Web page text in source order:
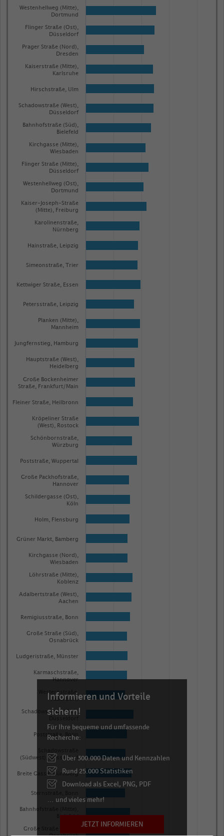
Anzahl
Passant:innen.
Range:
1.0758299999999998.
Prager Straße (Nord),
Dresden
Bahnhofstraße (Süd),
Bielefeld
Kaiser-Joseph-Straße
(Mitte), Freiburg
Kettwiger Straße, Essen
Hauptstraße (West),
Heidelberg
Schönbornstraße,
Würzburg
Holm, Flensburg
Adalbertstraße (West),
Aachen
Karmaschstraße,
Hannover
(Südwest), Düsseldorf
Große Straße (Mitte),
Westenhellweg (Mitte),
Dortmund
Flinger Straße (Ost),
Düsseldorf
Kaiserstraße (Mitte),
Karlsruhe
Hirschstraße, Ulm
Schadowstraße (West),
Düsseldorf
Kirchgasse (Mitte),
Wiesbaden
Flinger Straße (Mitte),
Düsseldorf
Westenhellweg (Ost),
Dortmund
Karolinenstraße,
Nürnberg
Hainstraße, Leipzig
Simeonstraße, Trier
Petersstraße, Leipzig
Planken (Mitte),
Mannheim
Jungfernstieg, Hamburg
Große Bockenheimer
Straße, Frankfurt/Main
Fleiner Straße, Heilbronn
Kröpeliner Straße
(West), Rostock
Poststraße, Wuppertal
Große Packhofstraße,
Hannover
Schildergasse (Ost),
Köln
Grüner Markt, Bamberg
Kirchgasse (Nord),
Wiesbaden
Löhrstraße (Mitte),
Koblenz
Remigiusstraße, Bonn
Große Straße (Süd),
Osnabrück
Ludgeristraße, Münster
Westernstraße,
Paderborn
Schadowstraße (Ost),
Poststraße, Bonn
Breite Gasse, Nürnberg
Sternstraße, Bonn
Bahnhofstraße (Mitte),
Bielefeld
Informieren und Vorteile
sichern!
Für Ihre bequeme und umfassende
Recherche:
Über 300.000 Daten und Kennzahlen
Rund 25.000 Statistiken
Download als Excel, PNG, PDF
… und vieles mehr!
JETZT INFORMIEREN